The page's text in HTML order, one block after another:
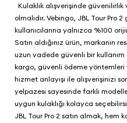
Kulaklık alışverişinde
olmalıdır. Vebingo, JBL Tour Pro
kullanıcılarına yalnızca %100
Satın aldığınız ürün, markanın
uzun vadede güvenli bir kullanım
kargo, güvenli ödeme yöntemleri
hizmet anlayışı ile alışverişinizi
yelpazesi sayesinde farklı
uygun kulaklığı kolayca
JBL Tour Pro 2 satın almak, hem